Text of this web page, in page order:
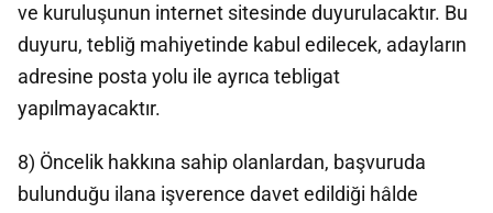
ve kuruluşunun internet sitesinde duyurulacaktır. Bu
duyuru, tebliğ mahiyetinde kabul edilecek, adayların
adresine posta yolu ile ayrıca tebligat
yapılmayacaktır.
8) Öncelik hakkına sahip olanlardan, başvuruda
bulunduğu ilana işverence davet edildiği hâlde